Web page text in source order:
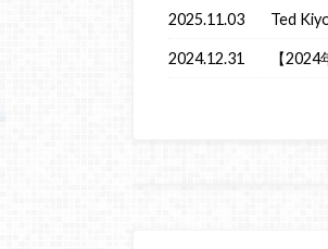
2025.11.03 Ted
2024.12.31 【